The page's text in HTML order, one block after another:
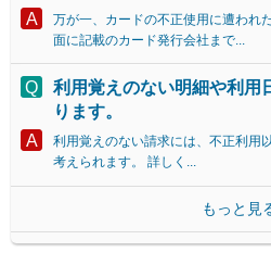
万が一、カードの不正使用に遭われ
面に記載のカード発行会社まで...
利用覚えのない明細や利用
ります。
利用覚えのない請求には、不正利用
考えられます。 詳しく...
もっと見